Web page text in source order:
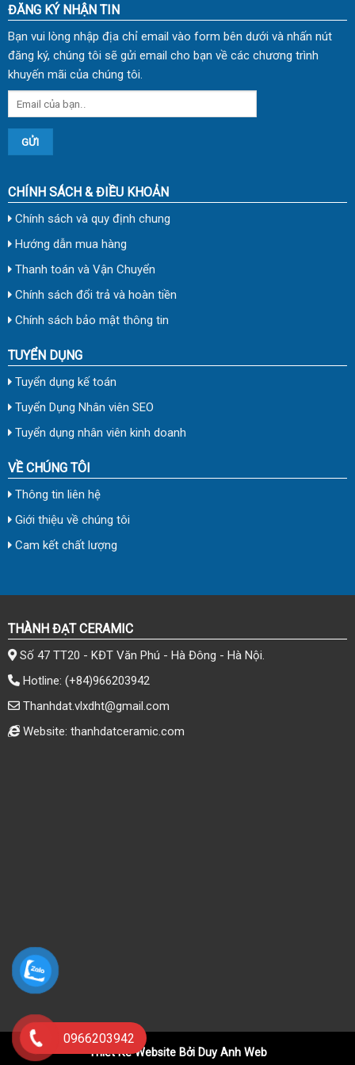
ĐĂNG KÝ NHẬN TIN
Bạn vui lòng nhập địa chỉ email vào form bên dưới và nhấn nút
đăng ký, chúng tôi sẽ gửi email cho bạn về các chương trình
khuyến mãi của chúng tôi.
CHÍNH SÁCH & ĐIỀU KHOẢN
Chính sách và quy định chung
Hướng dẫn mua hàng
Thanh toán và Vận Chuyển
Chính sách đổi trả và hoàn tiền
Chính sách bảo mật thông tin
TUYỂN DỤNG
Tuyển dụng kế toán
Tuyển Dụng Nhân viên SEO
Tuyển dụng nhân viên kinh doanh
VỀ CHÚNG TÔI
Thông tin liên hệ
Giới thiệu về chúng tôi
Cam kết chất lượng
THÀNH ĐẠT CERAMIC
Số 47 TT20 - KĐT Văn Phú - Hà Đông - Hà Nội.
Hotline: (+84)966203942
Thanhdat.vlxdht@gmail.com
Website: thanhdatceramic.com
0966203942
Thiết Kế Website Bởi Duy Anh Web